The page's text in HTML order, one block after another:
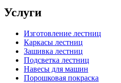
Услуги
Изготовление лестниц
Каркасы лестниц
Зашивка лестниц
Подсветка лестниц
Навесы для машин
Порошковая покраска